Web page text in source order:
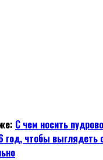
С чем носить
год, чтобы выглядеть